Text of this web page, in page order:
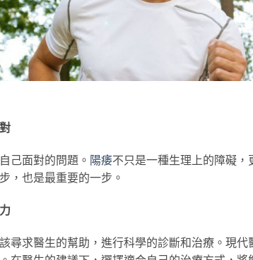
己面對的問題。 陽痿不只是一種生理上的障礙
，也是最重要的一步。
尋求醫生的幫助，進行科學的診斷和治療。現